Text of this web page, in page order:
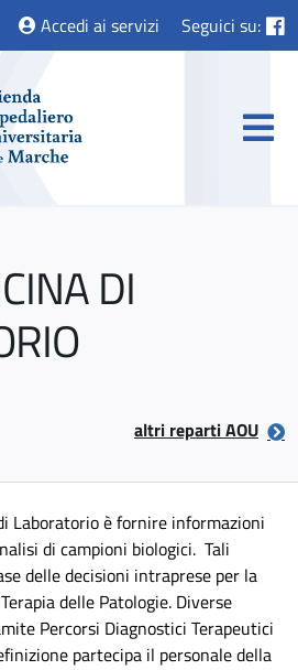
Accedi ai servizi Seguici su:
DI
altri reparti AOU
Laboratorio è fornire informazioni
di campioni biologici. Tali
delle decisioni intraprese per la
delle Patologie. Diverse
Percorsi Diagnostici Terapeutici
partecipa il personale della